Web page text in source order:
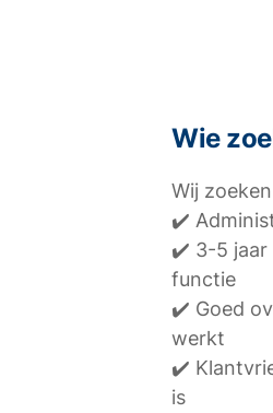
Wie
Wij
✔️
✔️ 3-5 jaar
functie
✔️ Goed
werkt
✔️
is